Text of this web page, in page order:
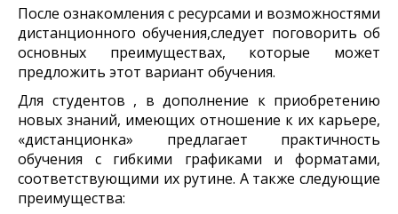
После ознакомления с ресурсами и возможностями
дистанционного обучения,следует поговорить об
основных преимуществах, которые может
предложить этот вариант обучения.
Для студентов , в дополнение к приобретению
новых знаний, имеющих отношение к их карьере,
«дистанционка» предлагает практичность
обучения с гибкими графиками и форматами,
соответствующими их рутине. А также следующие
преимущества: